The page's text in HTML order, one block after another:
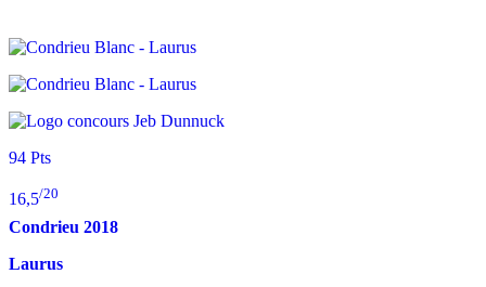
94 Pts
16,5/20
Condrieu 2018
Laurus